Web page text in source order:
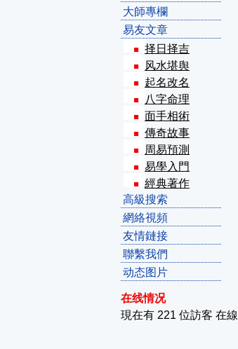
大師專欄
易友文章
择日择吉
风水堪舆
起名改名
八字命理
面手相術
傳奇故事
周易預測
易學入門
經典著作
高級搜索
網絡視頻
友情鏈接
聯繫我們
动态图片
在线情况
現在有 221 位訪客 在線